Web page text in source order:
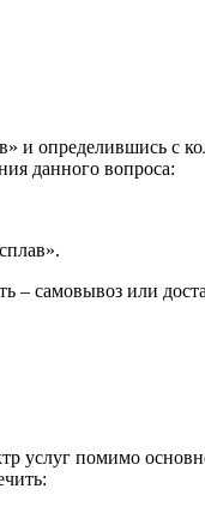
и определившись с
данного вопроса:
– самовывоз или
услуг помимо